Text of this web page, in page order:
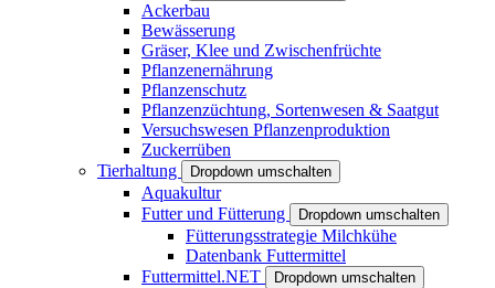
Ackerbau
Bewässerung
Gräser, Klee und Zwischenfrüchte
Pflanzenernährung
Pflanzenschutz
Pflanzenzüchtung, Sortenwesen & Saatgut
Versuchswesen Pflanzenproduktion
Zuckerrüben
Tierhaltung
Dropdown umschalten
Aquakultur
Futter und Fütterung
Dropdown umschalten
Fütterungsstrategie Milchkühe
Datenbank Futtermittel
Futtermittel.NET
Dropdown umschalten